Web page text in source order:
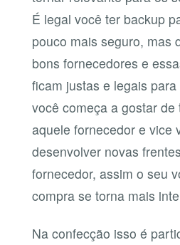
É legal você ter backup
pouco mais seguro, mas
bons fornecedores e
ficam justas e legais
você começa a gostar de
aquele fornecedor e vice
desenvolver novas
fornecedor, assim o seu
compra se torna mais
Na confecção isso é